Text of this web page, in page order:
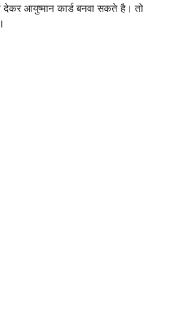
देकर आयुष्मान कार्ड बनवा सकते है। तो